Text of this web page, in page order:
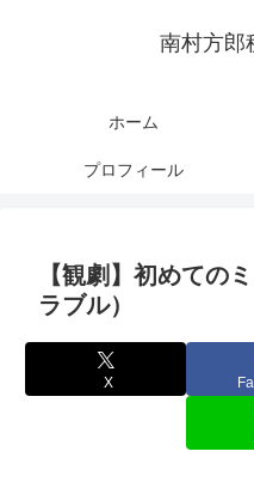
南村方郎
ホーム
プロフィール
【観劇】初めての
ラブル）
X